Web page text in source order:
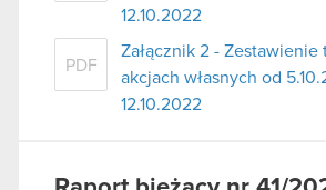
12.10.2022
PDF
Załącznik 2 - Zestawienie
akcjach własnych od
12.10.2022